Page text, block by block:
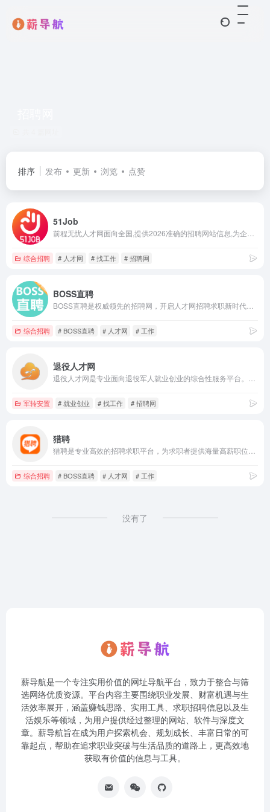
排序 发布 更新 浏览 点赞
51Job
综合招聘 # 人才网 # 找工作 # 招聘网
BOSS直聘
综合招聘 # BOSS直聘 # 人才网 # 工作
退役人才网
军转安置 # 就业创业 # 找工作 # 招聘网
猎聘
综合招聘 # BOSS直聘 # 人才网 # 工作
没有了
薪导航是一个专注实用价值的网址导航平台，致力于整合与筛
选网络优质资源。平台内容主要围绕职业发展、财富机遇与生
活效率展开，涵盖赚钱思路、实用工具、求职招聘信息以及生
活娱乐等领域，为用户提供经过整理的网站、软件与深度文
章。薪导航旨在成为用户探索机会、规划成长、丰富日常的可
靠起点，帮助在追求职业突破与生活品质的道路上，更高效地
获取有价值的信息与工具。